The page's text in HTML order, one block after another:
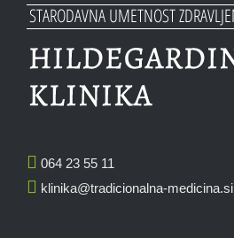
064 23 55 11
klinika@tradicionalna-medicina.si